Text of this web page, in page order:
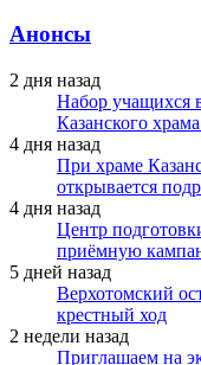
Анонсы
2 дня назад
Набор учащихся
Казанского
4 дня назад
При храме
открывается
4 дня назад
Центр
приёмную
5 дней назад
Верхотомский
крестный ход
2 недели назад
Приглашаем на